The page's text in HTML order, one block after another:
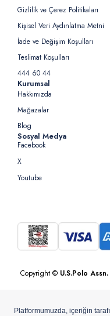
Gizlilik ve Çerez Politikaları
Kişisel Veri Aydınlatma Metni
İade ve Değişim Koşulları
Teslimat Koşulları
444 60 44
Kurumsal
Hakkımızda
Mağazalar
Blog
Sosyal Medya
Facebook
X
Youtube
Copyright © U.S.Polo Assn.